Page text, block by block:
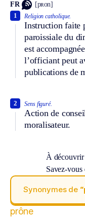
FR [pʀon]
Religion catholique.
Instruction faite
paroissiale du
est
l’officiant peut
publications de
1
Sens figuré.
Action de
moralisateur.
2
À découvrir
Savez-
Synonymes de
prône